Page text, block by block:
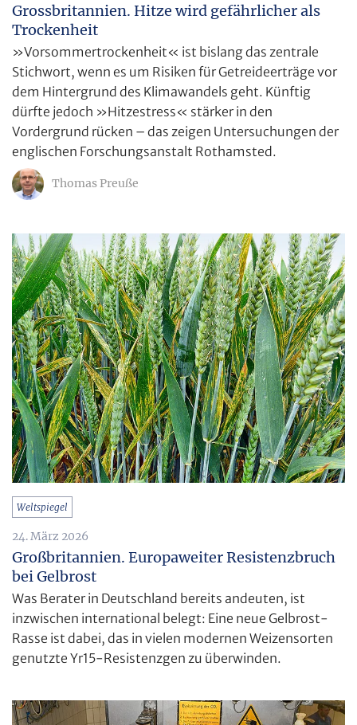
Grossbritannien. Hitze wird gefährlicher als
Trockenheit
»Vorsommertrockenheit« ist bislang das zentrale
Stichwort, wenn es um Risiken für Getreideerträge vor
dem Hintergrund des Klimawandels geht. Künftig
dürfte jedoch »Hitzestress« stärker in den
Vordergrund rücken – das zeigen Untersuchungen der
englischen Forschungsanstalt Rothamsted.
Thomas Preuße
Weltspiegel
24. März 2026
Großbritannien. Europaweiter Resistenzbruch
bei Gelbrost
Was Berater in Deutschland bereits andeuten, ist
inzwischen international belegt: Eine neue Gelbrost-
Rasse ist dabei, das in vielen modernen Weizensorten
genutzte Yr15-Resistenzgen zu überwinden.